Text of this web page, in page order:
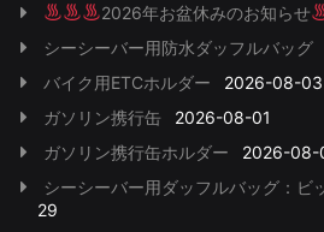
2026年お盆休みのお知らせ
シーシーバー用防水ダッフルバッグ
バイク用ETCホルダー
2026-08-03
ガソリン携行缶
2026-08-01
ガソリン携行缶ホルダー
2026-08-
シーシーバー用ダッフルバッグ：ビ
29